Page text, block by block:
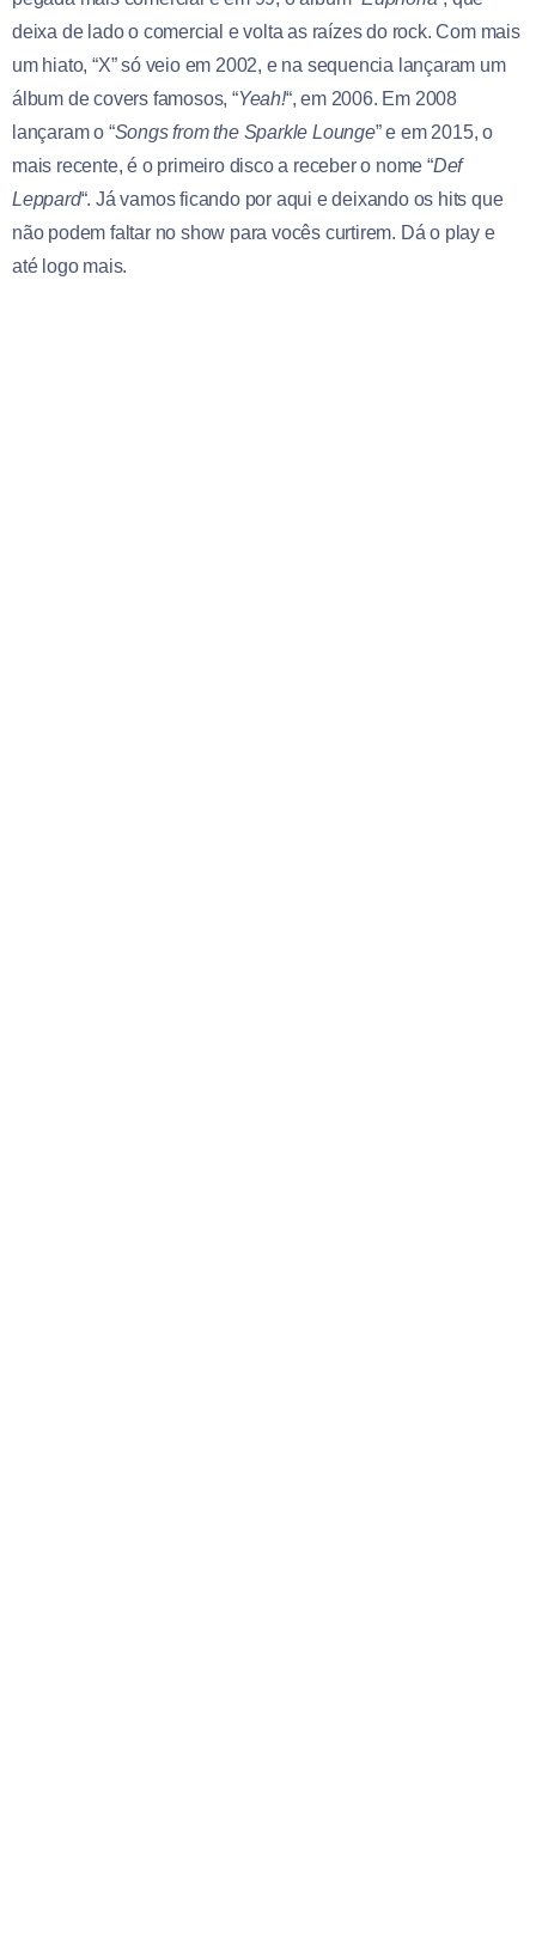
deixa de lado o comercial e volta as raízes do rock. Com mais
um hiato, “X” só veio em 2002, e na sequencia lançaram um
álbum de covers famosos, “Yeah!“, em 2006. Em 2008
lançaram o “Songs from the Sparkle Lounge” e em 2015, o
mais recente, é o primeiro disco a receber o nome “Def
Leppard“. Já vamos ficando por aqui e deixando os hits que
não podem faltar no show para vocês curtirem. Dá o play e
até logo mais.